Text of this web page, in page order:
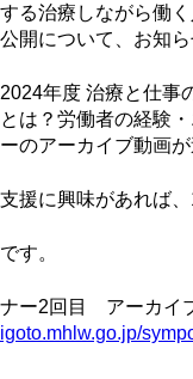
る治療しながら働
開について、お知
年度 治療と仕
は？労働者の経験
のアーカイブ動画が
援に興味があれば
す。
ー2回目 アーカイ